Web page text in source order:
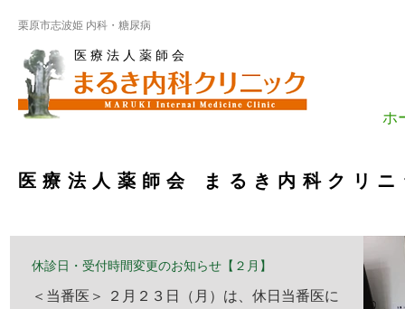
栗原市志波姫 内科・糖尿病
医 療 法 人 薬 師 会
ホ
医療法人薬師会 まるき内科クリ
休診日・受付時間変更のお知らせ【２月】
＜当番医＞ ２月２３日（月）は、休日当番医に